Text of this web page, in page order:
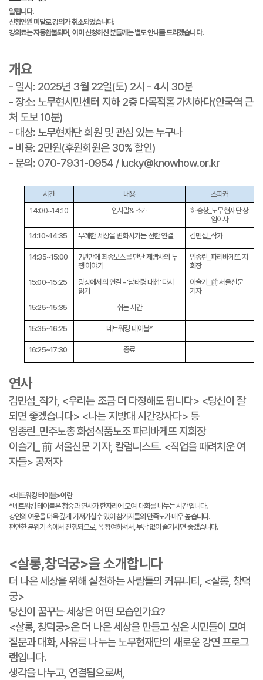
알립니다.
신청인원 미달로 강의가 취소되었습니다.
강의료는 자동환불되며, 이미 신청하신 분들께는 별도 안내를 드리겠습니다.
개요
- 일시: 2025년 3월 22일(토) 2시 - 4시 30분
- 장소: 노무현시민센터 지하 2층 다목적홀 가치하다(안국역 근
처 도보 10분)
- 대상: 노무현재단 회원 및 관심 있는 누구나
- 비용: 2만원(후원회원은 30% 할인)
- 문의: 070-7931-0954 / lucky@knowhow.or.kr
시간 내용
스피커
14:00~14:10
인사말& 소개
하승창_노무현재단 상
임이사
14:10~14:35
무례한 세상을 변화시키는 선한 연결 김민섭_작가
14:35~15:00
7년만에 최종보스를 만난 제빵사의 투
쟁 이야기
임종린_파리바게뜨 지
회장
15:00~15:25
광장에서의 연결 - '남태령 대첩' 다시
읽기
이슬기_前 서울신문
기자
15:25~15:35
쉬는 시간
15:35~16:25 네트워킹 테이블*
16:25~17:30 종료
연사
김민섭_작가, <우리는 조금 더 다정해도 됩니다> <당신이 잘
되면 좋겠습니다> <나는 지방대 시간강사다> 등
임종린_민주노총 화섬식품노조 파리바게뜨 지회장
이슬기_ 前 서울신문 기자, 칼럼니스트. <직업을 때려치운 여
자들> 공저자
<네트워킹 테이블>이란
*네트워킹 테이블은 청중과 연사가 한자리에 모여 대화를 나누는 시간입니다.
강연의 여운을 더욱 깊게 가져가실수 있어 참가자들의 만족도가 매우 높습니다.
편안한 분위기 속에서 진행되므로, 꼭 참여하셔서, 부담 없이 즐기시면 좋겠습니다.
<살롱,창덕궁>을 소개합니다
더 나은 세상을 위해 실천하는 사람들의 커뮤니티, <살롱, 창덕
궁>
당신이 꿈꾸는 세상은 어떤 모습인가요?
<살롱, 창덕궁>은 더 나은 세상을 만들고 싶은 시민들이 모여
질문과 대화, 사유를 나누는 노무현재단의 새로운 강연 프로그
램입니다.
생각을 나누고, 연결됨으로써,